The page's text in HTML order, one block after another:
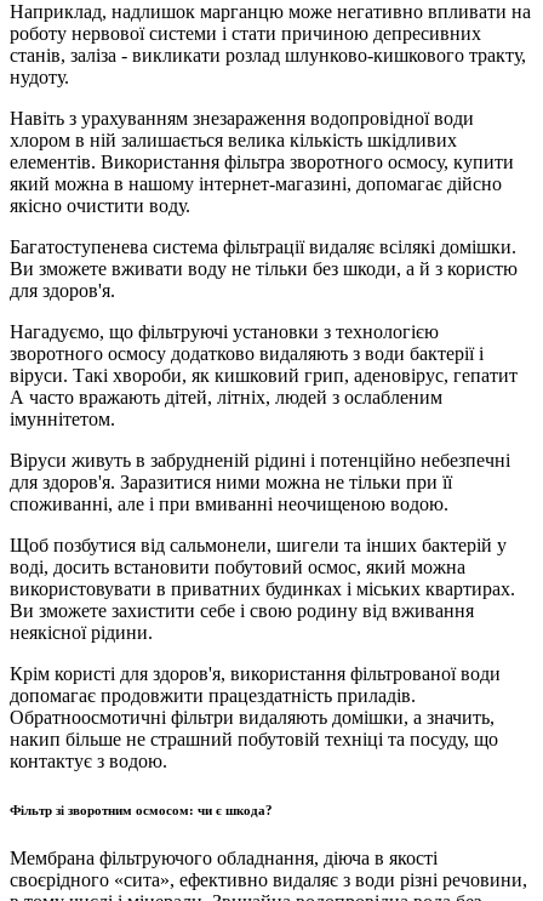
Наприклад, надлишок марганцю може негативно впливати на
роботу нервової системи і стати причиною депресивних
станів, заліза - викликати розлад шлунково-кишкового тракту,
нудоту.
Навіть з урахуванням знезараження водопровідної води
хлором в ній залишається велика кількість шкідливих
елементів. Використання фільтра зворотного осмосу, купити
який можна в нашому інтернет-магазині, допомагає дійсно
якісно очистити воду.
Багатоступенева система фільтрації видаляє всілякі домішки.
Ви зможете вживати воду не тільки без шкоди, а й з користю
для здоров'я.
Нагадуємо, що фільтруючі установки з технологією
зворотного осмосу додатково видаляють з води бактерії і
віруси. Такі хвороби, як кишковий грип, аденовірус, гепатит
А часто вражають дітей, літніх, людей з ослабленим
імуннітетом.
Віруси живуть в забрудненій рідині і потенційно небезпечні
для здоров'я. Заразитися ними можна не тільки при її
споживанні, але і при вмиванні неочищеною водою.
Щоб позбутися від сальмонели, шигели та інших бактерій у
воді, досить встановити побутовий осмос, який можна
використовувати в приватних будинках і міських квартирах.
Ви зможете захистити себе і свою родину від вживання
неякісної рідини.
Крім користі для здоров'я, використання фільтрованої води
допомагає продовжити працездатність приладів.
Обратноосмотичні фільтри видаляють домішки, а значить,
накип більше не страшний побутовій техніці та посуду, що
контактує з водою.
Фільтр зі зворотним осмосом: чи є шкода?
Мембрана фільтруючого обладнання, діюча в якості
своєрідного «сита», ефективно видаляє з води різні речовини,